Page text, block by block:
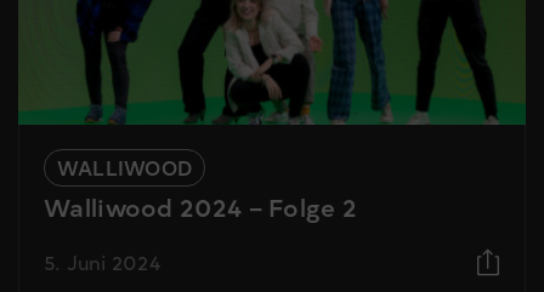
WALLIWOOD
Walliwood 2024 – Folge 2
5. Juni 2024